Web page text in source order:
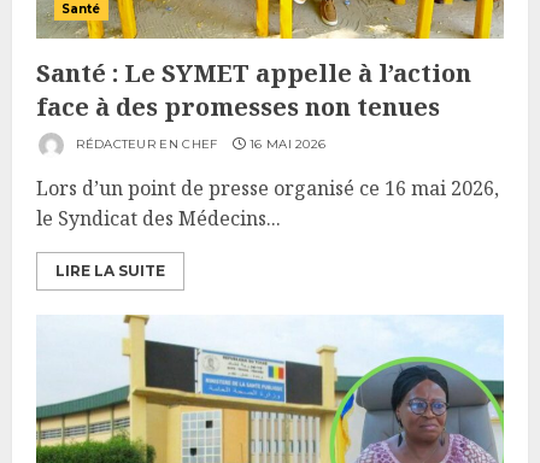
Santé
Santé : Le SYMET appelle à l’action
face à des promesses non tenues
RÉDACTEUR EN CHEF 16 MAI 2026
Lors d’un point de presse organisé ce 16 mai 2026,
le Syndicat des Médecins...
LIRE LA SUITE